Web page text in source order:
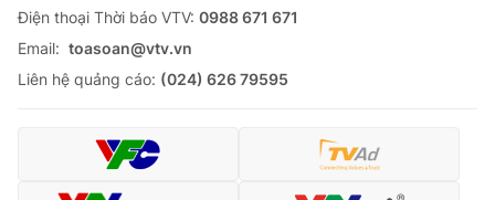
Ðiện thoại Thời báo VTV: 0988 671 671
Email: toasoan@vtv.vn
Liên hệ quảng cáo: (024) 626 79595